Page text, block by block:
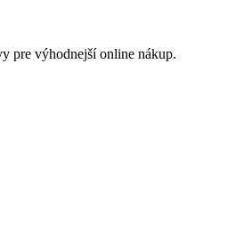
pre výhodnejší online nákup.